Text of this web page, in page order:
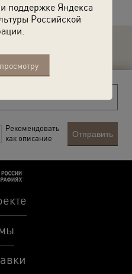
поддержке Яндекса
Российской
Рекомендовать
как описание
Отправить